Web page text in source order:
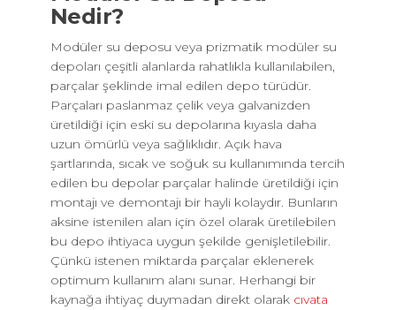
Nedir?
Modüler su deposu veya prizmatik modüler su
depoları çeşitli alanlarda rahatlıkla kullanılabilen,
parçalar şeklinde imal edilen depo türüdür.
Parçaları paslanmaz çelik veya galvanizden
üretildiği için eski su depolarına kıyasla daha
uzun ömürlü veya sağlıklıdır. Açık hava
şartlarında, sıcak ve soğuk su kullanımında tercih
edilen bu depolar parçalar halinde üretildiği için
montajı ve demontajı bir hayli kolaydır. Bunların
aksine istenilen alan için özel olarak üretilebilen
bu depo ihtiyaca uygun şekilde genişletilebilir.
Çünkü istenen miktarda parçalar eklenerek
optimum kullanım alanı sunar. Herhangi bir
kaynağa ihtiyaç duymadan direkt olarakcıvata